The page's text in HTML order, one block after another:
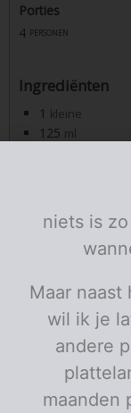
Porties
4 personen
Ingrediënten
1 kleine
125 ml
1/2
teentje
25 g
Porties:
Instructies
Verwarm de
niets is
Maar naast
wil ik je
andere
maanden